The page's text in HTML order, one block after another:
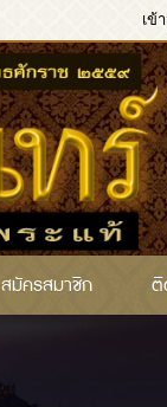
เข้
สมัครสมาชิก ติ